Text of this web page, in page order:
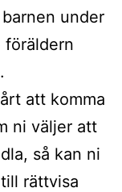
under
föräldern
att komma
ni väljer att
så kan ni
rättvisa